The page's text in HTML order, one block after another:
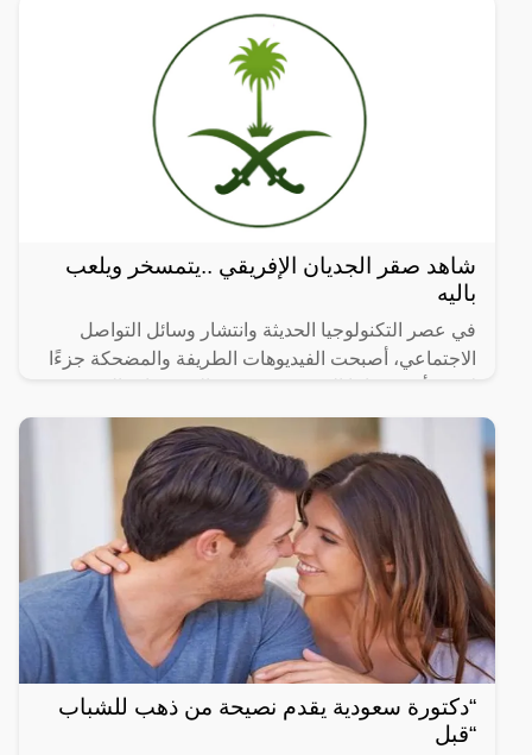
شاهد صقر الجديان الإفريقي ..يتمسخر ويلعب
باليه
في عصر التكنولوجيا الحديثة وانتشار وسائل التواصل
الاجتماعي، أصبحت الفيديوهات الطريفة والمضحكة جزءًا
انتشرت
“دكتورة سعودية يقدم نصيحة من ذهب للشباب
“قبل